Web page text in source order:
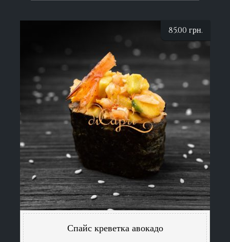
85.00 грн.
Спайс креветка авокадо